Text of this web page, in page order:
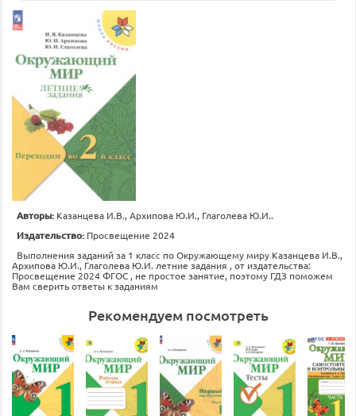
Авторы: Казанцева И.В., Архипова Ю.И., Глаголева Ю.И..
Издательство: Просвещение 2024
Выполнения заданий за 1 класс по Окружающему миру Казанцева И.В.,
Архипова Ю.И., Глаголева Ю.И. летние задания , от издательства:
Просвещение 2024 ФГОС , не простое занятие, поэтому ГДЗ поможем
Вам сверить ответы к заданиям
Рекомендуем посмотреть